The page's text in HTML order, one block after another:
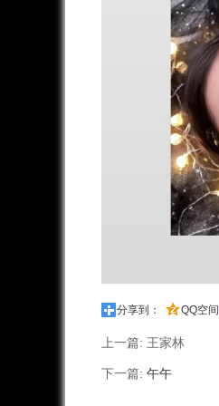
分享到： QQ空间
上一篇: 王家林
下一篇: 午午